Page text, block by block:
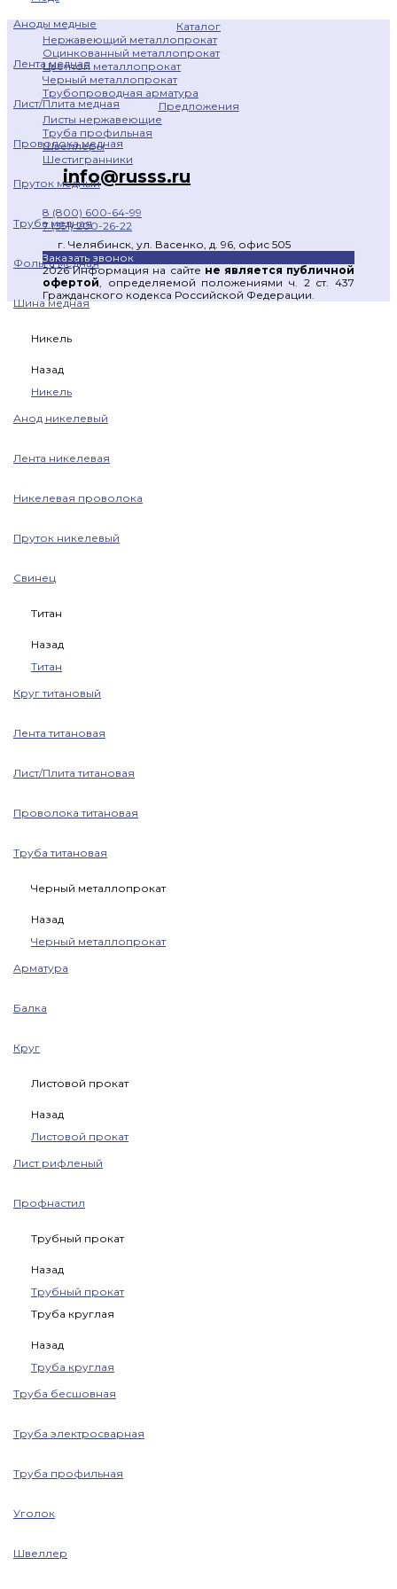
Аноды медные
Лента медная
Лист/Плита медная
Проволока медная
Пруток медный
Труба медная
Фольга медная
Шина медная
Никель
Назад
Никель
Анод никелевый
Лента никелевая
Никелевая проволока
Пруток никелевый
Свинец
Титан
Назад
Титан
Круг титановый
Лента титановая
Лист/Плита титановая
Проволока титановая
Труба титановая
Черный металлопрокат
Назад
Черный металлопрокат
Арматура
Балка
Круг
Листовой прокат
Назад
Листовой прокат
Лист рифленый
Профнастил
Трубный прокат
Назад
Трубный прокат
Труба круглая
Назад
Труба круглая
Труба бесшовная
Труба электросварная
Труба профильная
Уголок
Швеллер
Каталог
Нержавеющий металлопрокат
Оцинкованный металлопрокат
Цветной металлопрокат
Черный металлопрокат
Трубопроводная арматура
Предложения
Листы нержавеющие
Труба профильная
Швеллеры
Шестигранники
info@russs.ru
8 (800) 600-64-99
7 (351) 200-26-22
г. Челябинск, ул. Васенко, д. 96, офис 505
Заказать звонок
2026 Информация на сайте не является публичной
офертой , определяемой положениями ч. 2 ст. 437
Гражданского кодекса Российской Федерации.